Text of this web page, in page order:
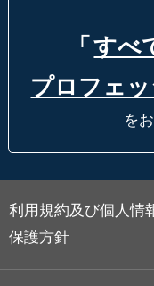
「 すべ
プロフェ
を
利用規約及び個人情
保護方針